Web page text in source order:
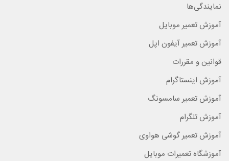
نمایندگی‌ها
آموزش تعمیر موبایل
آموزش تعمیر آیفون اپل
قوانین و مقررات
آموزش اینستاگرام
آموزش تعمیر سامسونگ
آموزش تلگرام
آموزش تعمیر گوشی هواوی
آموزشگاه تعمیرات موبایل